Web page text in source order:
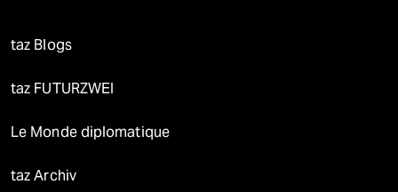
taz Blogs
taz FUTURZWEI
Le Monde diplomatique
taz Archiv